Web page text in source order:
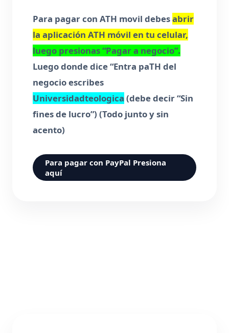
Para pagar con ATH movil debesabrir
la aplicación ATH móvil en tu celular,
luego presionas “Pagar a negocio”.
Luego donde dice “Entra paTH del
negocio escribes
Universidadteologica (debe decir “Sin
fines de lucro”) (Todo junto y sin
acento)
Para pagar con PayPal Presiona
aquí